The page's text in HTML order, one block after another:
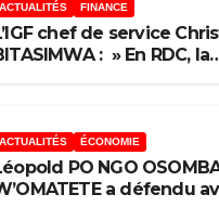
ACTUALITÉS FINANCE
chef de service
: » En RDC, la
ACTUALITÉS ÉCONOMIE
PO NGO
a défendu